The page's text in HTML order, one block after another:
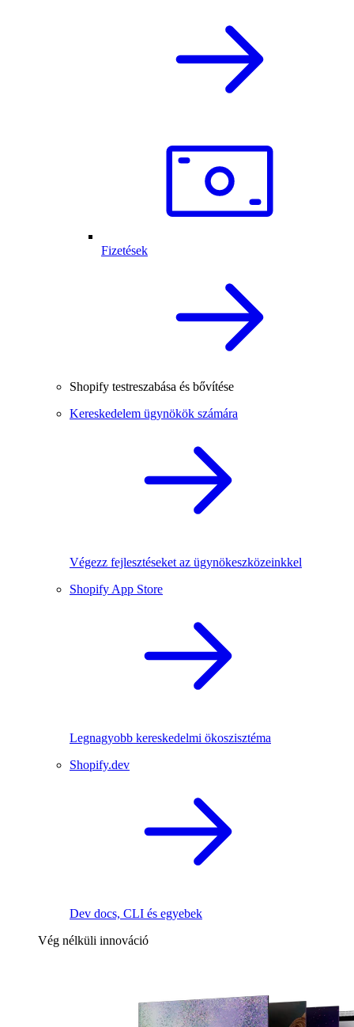
Fizetések
Shopify testreszabása és bővítése
Kereskedelem ügynökök számára
Végezz fejlesztéseket az ügynökeszközeinkkel
Shopify App Store
Legnagyobb kereskedelmi ökoszisztéma
Shopify.dev
Dev docs, CLI és egyebek
Vég nélküli innováció